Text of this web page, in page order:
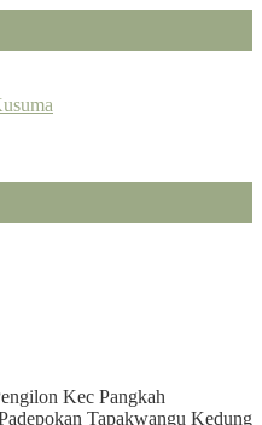
Kec Pangkah
Tapakwangu Kedung